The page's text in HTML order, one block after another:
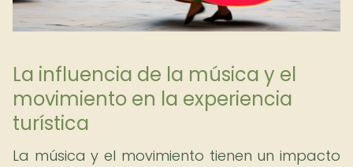
La influencia de la música y el
movimiento en la experiencia
turística
La música y el movimiento tienen un impacto